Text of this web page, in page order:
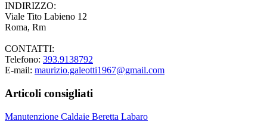
INDIRIZZO:
Viale Tito Labieno 12
Roma, Rm
CONTATTI:
Telefono: 393.9138792
E-mail: maurizio.galeotti1967@gmail.com
Articoli consigliati
Manutenzione Caldaie Beretta Labaro